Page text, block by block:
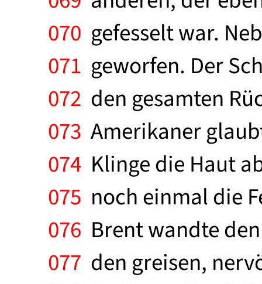
070 gefesselt war.
071 geworfen. Der
072 den gesamten
073 Amerikaner
074 Klinge die Haut
075 noch einmal die
076 Brent wandte
077 den greisen,